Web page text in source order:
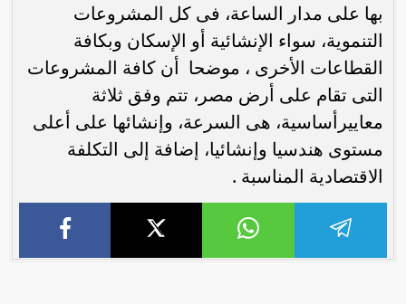
بها على مدار الساعة، فى كل المشروعات
التنموية، سواء الإنشائية أو الإسكان وبكافة
القطاعات الأخرى ، موضحا أن كافة المشروعات
التى تقام على أرض مصر، تتم وفق ثلاثة
معاييرأساسية، هى السرعة، وإنشائها على أعلى
مستوى هندسيا وإنشائيا، إضافة إلى التكلفة
الاقتصادية المناسبة .